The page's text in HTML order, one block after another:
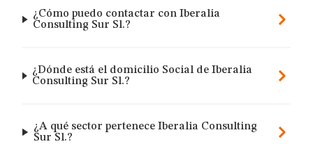
¿Cómo puedo contactar con Iberalia
Consulting Sur Sl.?
¿Dónde está el domicilio Social de Iberalia
Consulting Sur Sl.?
¿A qué sector pertenece Iberalia Consulting
Sur Sl.?